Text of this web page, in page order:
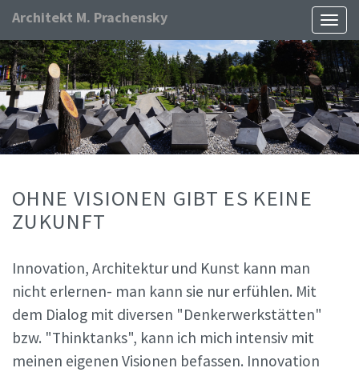
ein-/
Architekt M. Prachensky
OHNE VISIONEN GIBT ES KEINE
ZUKUNFT
Innovation, Architektur und Kunst kann man
nicht erlernen- man kann sie nur erfühlen. Mit
dem Dialog mit diversen "Denkerwerkstätten"
bzw. "Thinktanks", kann ich mich intensiv mit
meinen eigenen Visionen befassen. Innovation